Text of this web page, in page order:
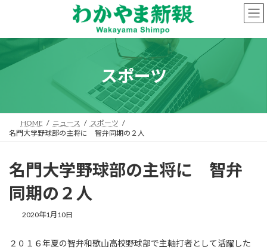
ン
へ
プ
ー
ョ
動
スポーツ
HOME ニュース
スポーツ
名門大学野球部の主将に 智弁同期の２人
名門大学野球部の主将に 智弁
同期の２人
2020年1月10日
２０１６年夏の智弁和歌山高校野球部で主軸打者として活躍した